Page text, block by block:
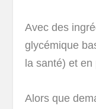
Avec des
glycémique
la santé) et
Alors que